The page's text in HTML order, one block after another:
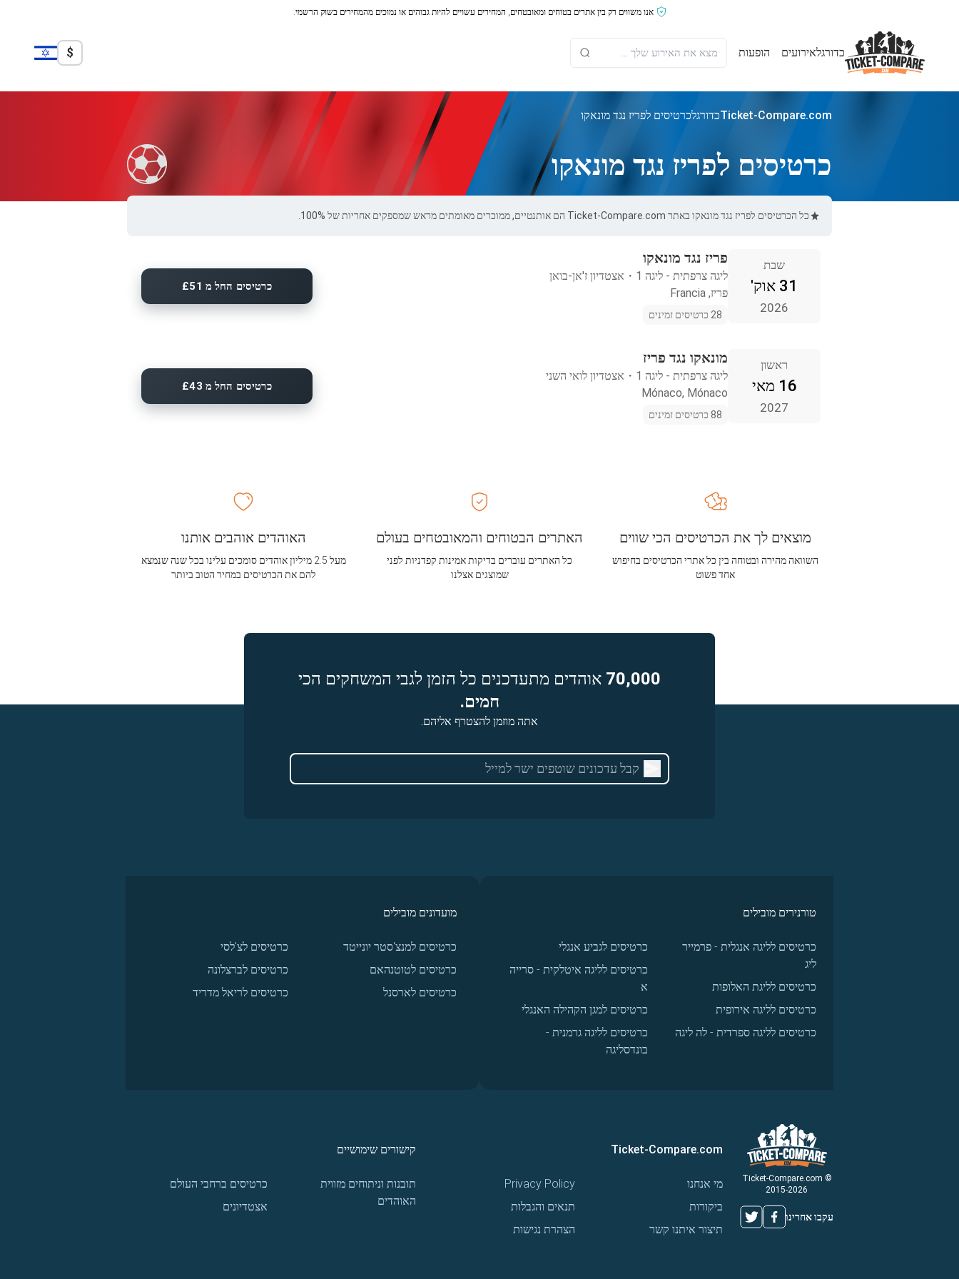
אנו משווים רק בין אתרים בטוחים ומאובטחים, המחירים עשויים להיות גבוהים או נמוכים מהמחירים בשוק הרשמי.
כדורגלאירועים הופעות $
Ticket-Compare.comכדורגלכרטיסים לפריז נגד מונאקו
כרטיסים לפריז נגד מונאקו
כל הכרטיסים לפריז נגד מונאקו באתר Ticket-Compare.com הם אותנטיים, ממוכרים מאומתים מראש שמספקים אחריות של 100%.
שבת
31 אוק'
2026
פריז נגד מונאקו
ליגה צרפתית - ליגה 1 ・ אצטדיון ז'אן-בואן
פריז, Francia
28 כרטיסים זמינים
כרטיסים החל מ £51
ראשון
16 מאי
2027
מונאקו נגד פריז
ליגה צרפתית - ליגה 1 ・ אצטדיון לואי השני
Mónaco, Mónaco
88 כרטיסים זמינים
כרטיסים החל מ £43
האתרים הבטוחים והמאובטחים בעולם
כל האתרים עוברים בדיקות אמינות קפדניות לפני
שמוצגים אצלנו
מוצאים לך את הכרטיסים הכי שווים
השוואה מהירה ובטוחה בין כל אתרי הכרטיסים בחיפוש
אחד פשוט
האוהדים אוהבים אותנו
מעל 2.5 מיליון אוהדים סומכים עלינו בכל שנה שנמצא
להם את הכרטיסים במחיר הטוב ביותר
70,000 אוהדים מתעדכנים כל הזמן לגבי המשחקים הכי
חמים.
אתה מוזמן להצטרף אליהם.
טורנירים מובילים
כרטיסים לליגה אנגלית - פרמייר
ליג
כרטיסים לליגת האלופות
כרטיסים לליגה אירופית
כרטיסים לליגה ספרדית - לה ליגה
כרטיסים לגביע אנגלי
כרטיסים לליגה איטלקית - סרייה
א
כרטיסים למגן הקהילה האנגלי
כרטיסים לליגה גרמנית -
בונדסליגה
מועדונים מובילים
כרטיסים למנצ'סטר יונייטד
כרטיסים לטוטנהאם
כרטיסים לארסנל
כרטיסים לצ'לסי
כרטיסים לברצלונה
כרטיסים לריאל מדריד
© Ticket-Compare.com
2015-2026
עקבו אחרינו
Ticket-Compare.com
מי אנחנו
ביקורות
תיצור איתנו קשר
Privacy Policy
תנאים והגבלות
הצהרת נגישות
קישורים שימושיים
תובנות וניתוחים מזווית
האוהדים
כרטיסים ברחבי העולם
אצטדיונים